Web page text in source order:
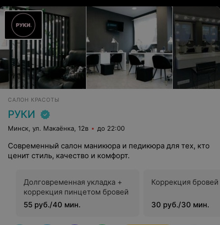
САЛОН КРАСОТЫ
РУКИ
Минск, ул. Макаёнка, 12в до 22:00
Современный салон маникюра и педикюра для тех, кто
ценит стиль, качество и комфорт.
Долговременная укладка +
коррекция пинцетом бровей
55 руб./40 мин.
Коррекция
30 руб./30 мин.